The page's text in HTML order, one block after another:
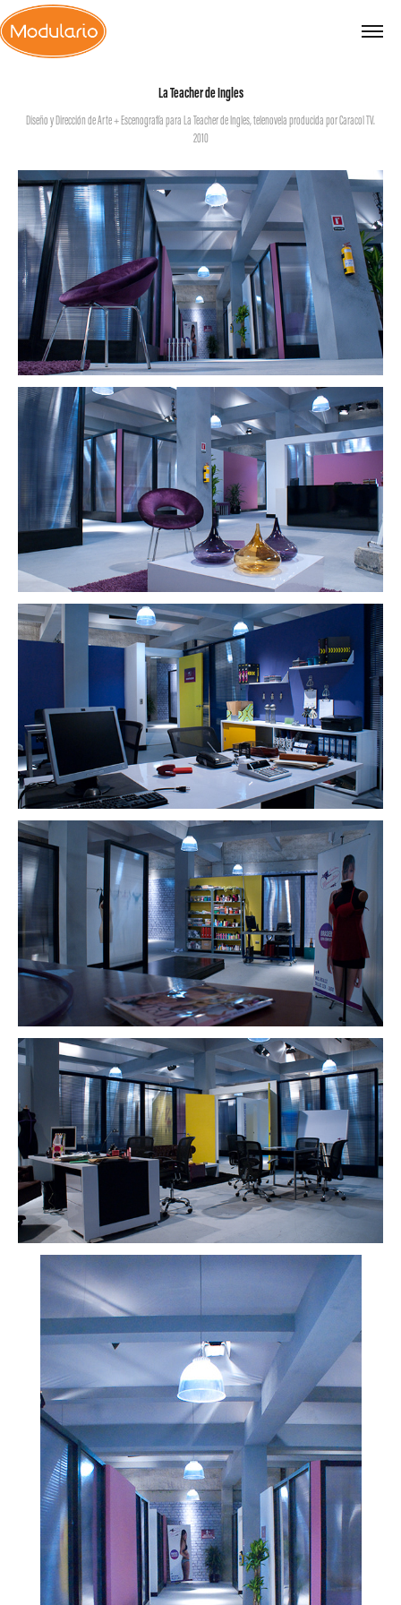
La Teacher de Ingles
Diseño y Dirección de Arte + Escenografía para La Teacher de Ingles, telenovela producida por Caracol TV.
2010